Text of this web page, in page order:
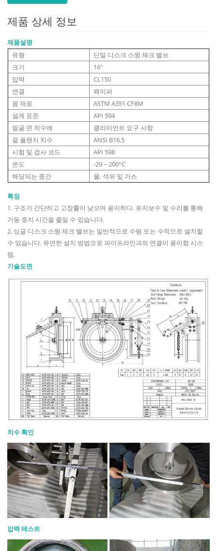
제품 상세 정보
제품설명
유형
단일 디스크 스윙 체크 밸브
크기
16"
압력
CL150
연결
웨이퍼
몸 재료
ASTM A351 CF8M
설계 표준
API 594
얼굴 면 치수에
클라이언트 요구 사항
끝 플랜지 치수
ANSI B16.5
시험 및 검사 코드
API 598
온도
-29 ~ 200°C
해당되는 중간
물, 석유 및 가스
특징
1. 구조가 간단하고 고장률이 낮으며 용이하다. 유지보수 및 수리를 통해
가동 중지 시간을 줄일 수 있습니다.
2. 싱글 디스크 스윙 체크 밸브는 일반적으로 수평 또는 수직으로 설치할
수 있습니다. 유연한 설치 방법으로 파이프라인과의 연결이 용이함 시스
템.
기술도면
치수 확인
압력 테스트